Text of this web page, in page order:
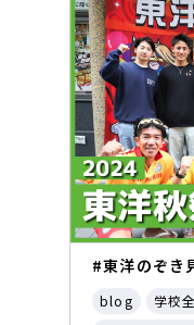
#東洋のぞき
blog 学校